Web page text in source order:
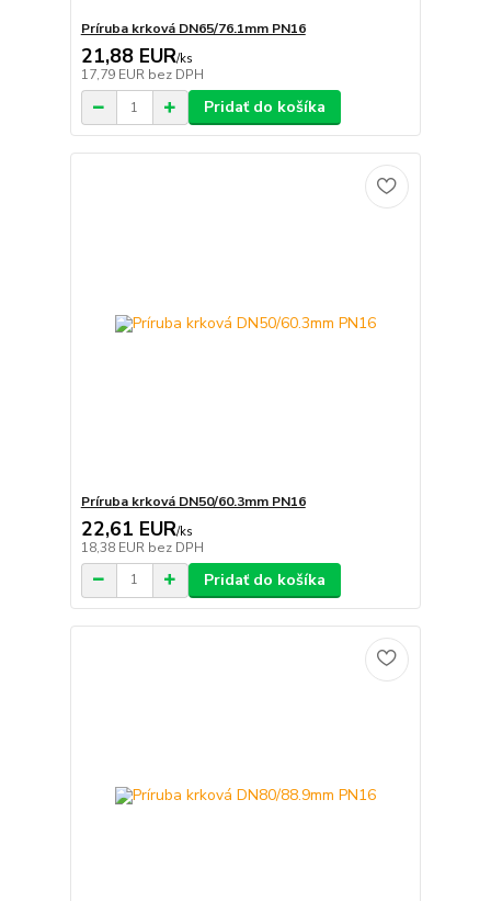
Príruba krková DN65/76.1mm PN16
21,88 EUR/ks
17,79 EUR bez DPH
Pridať do košíka
Príruba krková DN50/60.3mm PN16
22,61 EUR/ks
18,38 EUR bez DPH
Pridať do košíka